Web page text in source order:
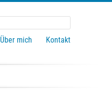
Über mich Kontakt